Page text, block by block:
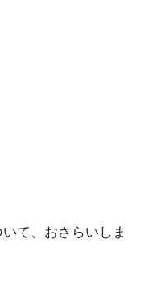
て、おさらいしま